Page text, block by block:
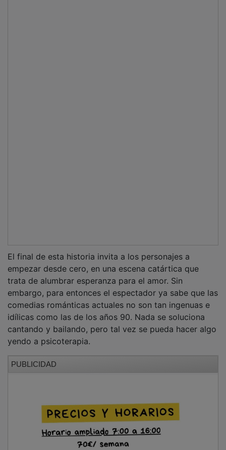
empezar desde cero, en una escena catártica que
trata de alumbrar esperanza para el amor. Sin
embargo, para entonces el espectador ya sabe que las
comedias románticas actuales no son tan ingenuas e
idílicas como las de los años 90. Nada se soluciona
cantando y bailando, pero tal vez se pueda hacer algo
yendo a psicoterapia.